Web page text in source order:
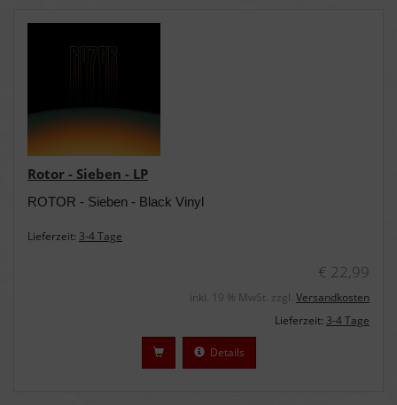
Rotor - Sieben - LP
ROTOR - Sieben - Black Vinyl
Lieferzeit: 3-4 Tage
€ 22,99
inkl. 19 % MwSt. zzgl. Versandkosten
Lieferzeit: 3-4 Tage
Details